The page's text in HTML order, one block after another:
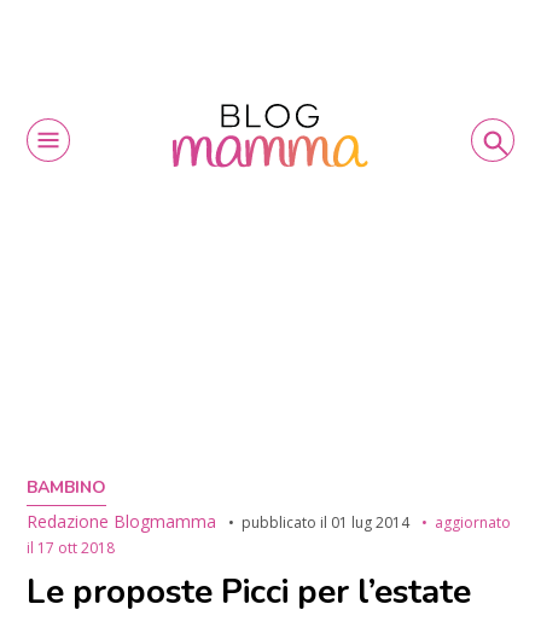
BAMBINO
Redazione Blogmamma
pubblicato il 01 lug 2014
aggiornato
il 17 ott 2018
Le proposte Picci per l’estate